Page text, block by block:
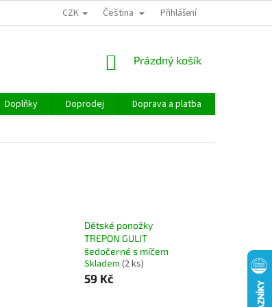
CZK Čeština Přihlášení
NÁKUPNÍ
Prázdný košík
Doplňky Doprodej Doprava a platba
Dětské ponožky
TREPON GULIT
šedočerné s míčem
Skladem (2 ks)
59 Kč